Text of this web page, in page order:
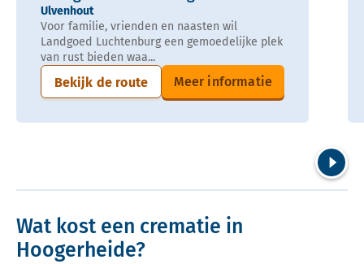
Ulvenhout
Voor familie, vrienden en naasten wil
Landgoed Luchtenburg een gemoedelijke plek
van rust bieden waa...
Bekijk de route Meer informatie
Wat kost een crematie in
Hoogerheide?